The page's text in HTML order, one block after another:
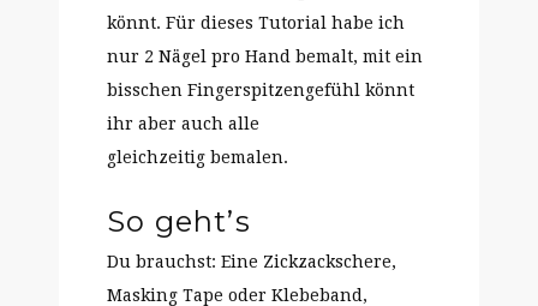
könnt. Für dieses Tutorial habe ich
nur 2 Nägel pro Hand bemalt, mit ein
bisschen Fingerspitzengefühl könnt
ihr aber auch alle
gleichzeitig bemalen.
So geht’s
Du brauchst: Eine Zickzackschere,
Masking Tape oder Klebeband,